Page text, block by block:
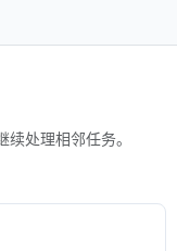
处理相邻任务。